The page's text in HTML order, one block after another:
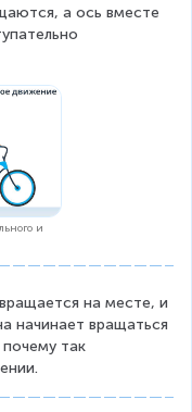
а ось вместе
и
на месте, и
начинает вращаться
так